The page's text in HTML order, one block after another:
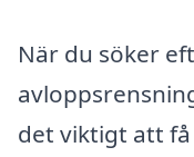
När du söker
det viktigt att